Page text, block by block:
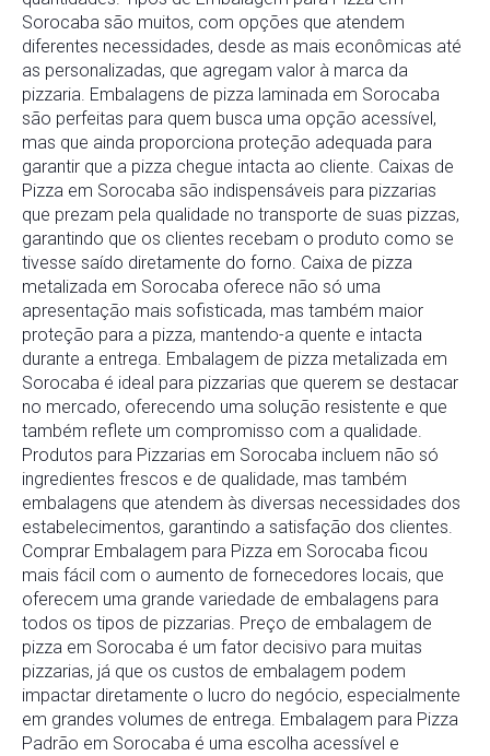
Sorocaba são muitos, com opções que atendem
diferentes necessidades, desde as mais econômicas até
as personalizadas, que agregam valor à marca da
pizzaria. Embalagens de pizza laminada em Sorocaba
são perfeitas para quem busca uma opção acessível,
mas que ainda proporciona proteção adequada para
garantir que a pizza chegue intacta ao cliente. Caixas de
Pizza em Sorocaba são indispensáveis para pizzarias
que prezam pela qualidade no transporte de suas pizzas,
garantindo que os clientes recebam o produto como se
tivesse saído diretamente do forno. Caixa de pizza
metalizada em Sorocaba oferece não só uma
apresentação mais sofisticada, mas também maior
proteção para a pizza, mantendo-a quente e intacta
durante a entrega. Embalagem de pizza metalizada em
Sorocaba é ideal para pizzarias que querem se destacar
no mercado, oferecendo uma solução resistente e que
também reflete um compromisso com a qualidade.
Produtos para Pizzarias em Sorocaba incluem não só
ingredientes frescos e de qualidade, mas também
embalagens que atendem às diversas necessidades dos
estabelecimentos, garantindo a satisfação dos clientes.
Comprar Embalagem para Pizza em Sorocaba ficou
mais fácil com o aumento de fornecedores locais, que
oferecem uma grande variedade de embalagens para
todos os tipos de pizzarias. Preço de embalagem de
pizza em Sorocaba é um fator decisivo para muitas
pizzarias, já que os custos de embalagem podem
impactar diretamente o lucro do negócio, especialmente
em grandes volumes de entrega. Embalagem para Pizza
Padrão em Sorocaba é uma escolha acessível e